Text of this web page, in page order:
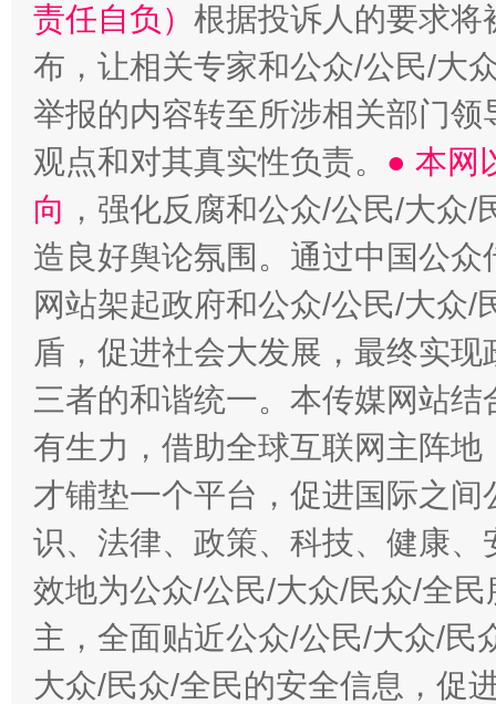
责任自负） 根据投诉人的要求将
布，让相关专家和公众/公民/大
举报的内容转至所涉相关部门
观点和对其真实性负责。 ● 本网
向 ，强化反腐和公众/公民/大众
造良好舆论氛围。通过中国公
网站架起政府和公众/公民/大众
盾，促进社会大发展，最终实
三者的和谐统一。本传媒网站
有生力，借助全球互联网主阵
才铺垫一个平台，促进国际之
识、法律、政策、科技、健康
效地为公众/公民/大众/民众/全
主，全面贴近公众/公民/大众/民
大众/民众/全民的安全信息，促